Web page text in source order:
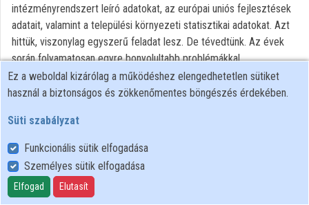
intézményrendszert leíró adatokat, az európai uniós fejlesztések
adatait, valamint a települési környezeti statisztikai adatokat. Azt
hittük, viszonylag egyszerű feladat lesz. De tévedtünk. Az évek
során folyamatosan egyre bonyolultabb problémákkal
szembesültünk, az adatok közötti koherencia megteremtése
nagyon sok emberi munkát igényelt. Míg csak számokat
szám nehezen átlátható és értelmezhető, ezért kiépítettünk egy
az adatokat vizualizálva megjelenítő felületet, a MuzeumStat
portált. Az adatvizualizálás újabb problémákat vetett fel: felszínre
kerültek az addig ki nem mutatható adatszolgáltatási anomáliák, az
intézményrendszer folyamatos változásából adódó
Ez a weboldal kizárólag a működéshez elengedhetetlen sütiket
használ a biztonságos és zökkenőmentes böngészés érdekében.
Süti szabályzat
Funkcionális sütik elfogadása
Személyes sütik elfogadása
Elfogad Elutasít